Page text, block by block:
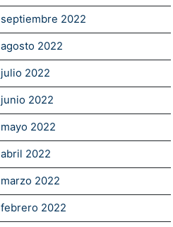
septiembre 2022
agosto 2022
julio 2022
junio 2022
mayo 2022
abril 2022
marzo 2022
febrero 2022